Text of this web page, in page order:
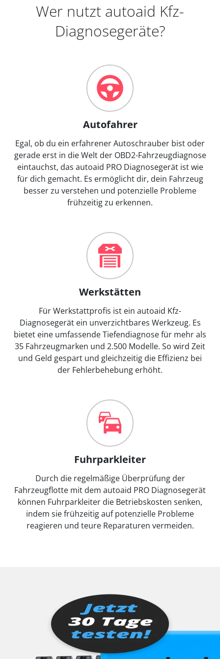
Wer nutzt autoaid Kfz-
Diagnosegeräte?
Autofahrer
Egal, ob du ein erfahrener Autoschrauber bist oder
gerade erst in die Welt der OBD2-Fahrzeugdiagnose
eintauchst, das autoaid PRO Diagnosegerät ist wie
für dich gemacht. Es ermöglicht dir, dein Fahrzeug
besser zu verstehen und potenzielle Probleme
frühzeitig zu erkennen.
Werkstätten
Für Werkstattprofis ist ein autoaid Kfz-
Diagnosegerät ein unverzichtbares Werkzeug. Es
bietet eine umfassende Tiefendiagnose für mehr als
35 Fahrzeugmarken und 2.500 Modelle. So wird Zeit
und Geld gespart und gleichzeitig die Effizienz bei
der Fehlerbehebung erhöht.
Fuhrparkleiter
Durch die regelmäßige Überprüfung der
Fahrzeugflotte mit dem autoaid PRO Diagnosegerät
können Fuhrparkleiter die Betriebskosten senken,
indem sie frühzeitig auf potenzielle Probleme
reagieren und teure Reparaturen vermeiden.